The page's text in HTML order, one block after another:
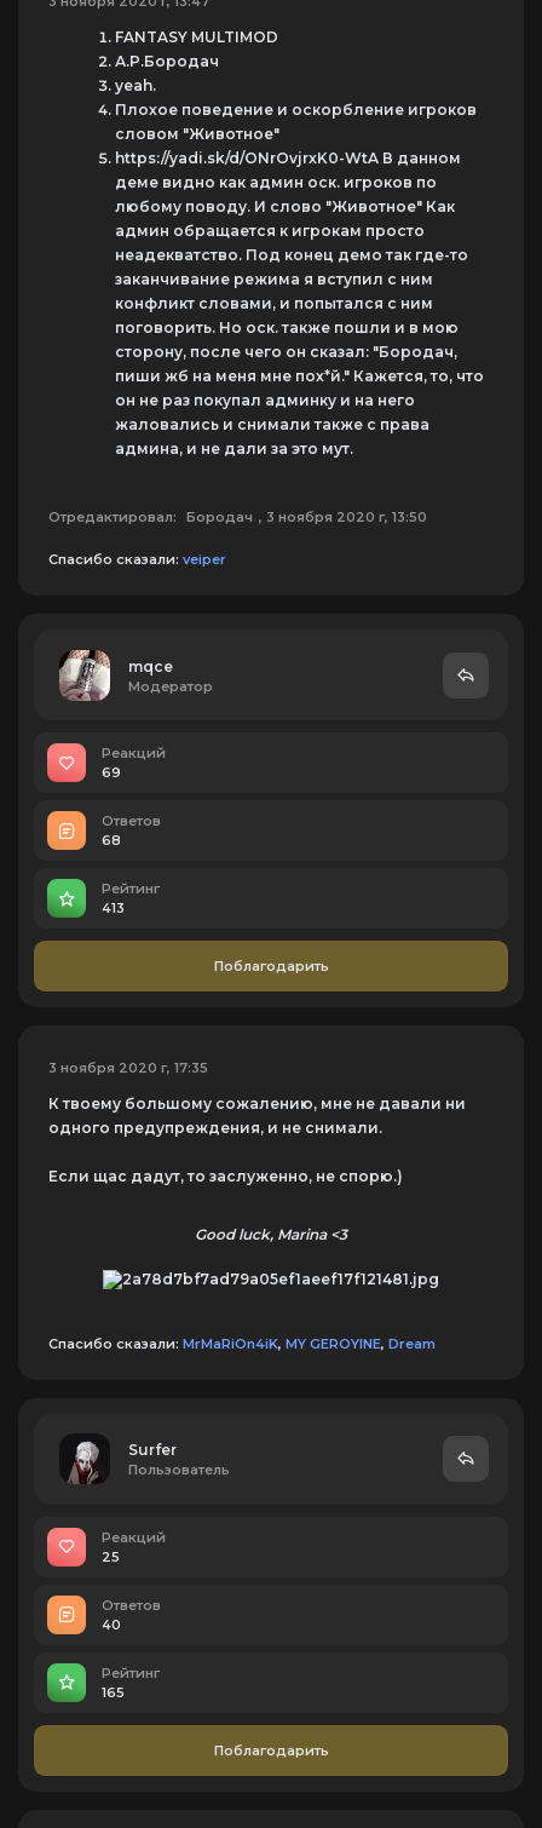
FANTASY MULTIMOD
А.Р.Бородач
yeah.
Плохое поведение и оскорбление игроков
словом "Животное"
https://yadi.sk/d/ONrOvjrxK0-WtA В данном
деме видно как админ оск. игроков по
любому поводу. И слово "Животное" Как
админ обращается к игрокам просто
неадекватство. Под конец демо так где-то
заканчивание режима я вступил с ним
конфликт словами, и попытался с ним
поговорить. Но оск. также пошли и в мою
сторону, после чего он сказал: "Бородач,
пиши жб на меня мне пох*й." Кажется, то, что
он не раз покупал админку и на него
жаловались и снимали также с права
админа, и не дали за это мут.
Отредактировал: Бородач , 3 ноября 2020 г, 13:50
Спасибо сказали: veiper
mqce
Модератор
Реакций
69
Ответов
68
Рейтинг
413
Поблагодарить
3 ноября 2020 г, 17:35
К твоему большому сожалению, мне не давали ни
одного предупреждения, и не снимали.
Если щас дадут, то заслуженно, не спорю.)
Good luck, Marina <3
Спасибо сказали: MrMaRiOn4iK, MY GEROYINE, Dream
Surfer
Пользователь
Реакций
25
Ответов
40
Рейтинг
165
Поблагодарить